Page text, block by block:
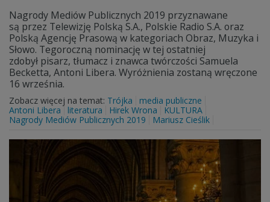
Nagrody Mediów Publicznych 2019 przyznawane
są przez Telewizję Polską S.A., Polskie Radio S.A. oraz
Polską Agencję Prasową w kategoriach Obraz, Muzyka i
Słowo. Tegoroczną nominację w tej ostatniej
zdobył pisarz, tłumacz i znawca twórczości Samuela
Becketta, Antoni Libera. Wyróżnienia zostaną wręczone
16 września.
Zobacz więcej na temat: Trójka
media publiczne
Antoni Libera
literatura Hirek Wrona
KULTURA
Nagrody Mediów Publicznych 2019
Mariusz Cieślik